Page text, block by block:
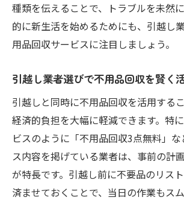
一括依頼で叶う引越し業者の
引越し業者の不用品回収サー
同時依頼で手間を減らす引越
一括処分が可能な引越し業者
引越しと不用品回収セット
種類を伝えることで、トラブルを未然
的に新生活を始めるためにも、引越し
用品回収サービスに注目しましょう。
引越し業者選びで不用品回収を賢く
引越しと同時に不用品回収を活用する
経済的負担を大幅に軽減できます。特
ビスのように「不用品回収3点無料」
ス内容を掲げている業者は、事前の計
が特長です。引越し前に不要品のリス
済ませておくことで、当日の作業もス